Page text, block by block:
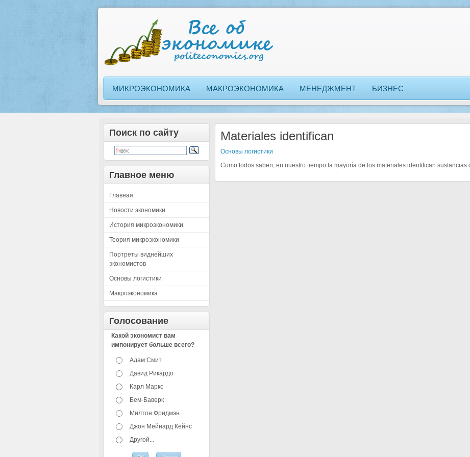
МИКРОЭКОНОМИКА МАКРОЭКОНОМИКА МЕНЕДЖМЕНТ БИЗНЕС
Поиск по сайту
Главное меню
Главная
Новости экономики
История микроэкономики
Теория микроэкономики
Портреты виднейших
экономистов
Основы логистики
Макроэкономика
Голосование
Какой экономист вам
импонирует больше всего?
Адам Смит
Давид Рикардо
Карл Маркс
Бем-Баверк
Милтон Фридмэн
Джон Мейнард Кейнс
Другой...
Materiales identifican
Основы логистики
Como todos saben, en nuestro tiempo la mayoría de los materiales identifican